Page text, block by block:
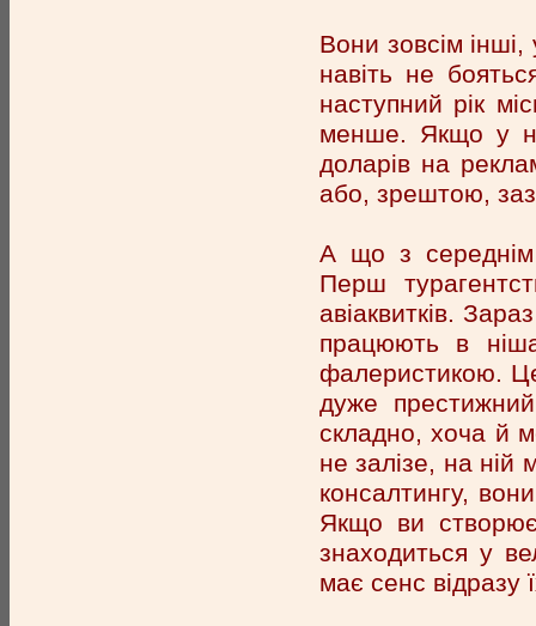
Вони зовсім
навіть не
наступний рік
менше. Якщо у
доларів на
або, зрештою,
А що з середнім
Перш
авіаквитків.
працюють в
фалеристикою.
дуже
складно, хоча й
не залізе, на ній
консалтингу,
Якщо ви
знаходиться у
має сенс відразу